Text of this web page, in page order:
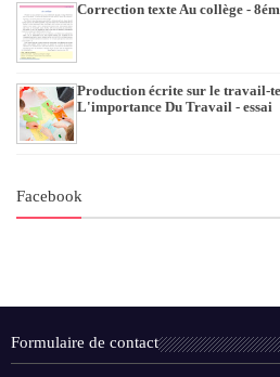
Correction texte Au collège -
Production écrite sur le travail-
L'importance Du Travail - essai
Facebook
Formulaire de contact